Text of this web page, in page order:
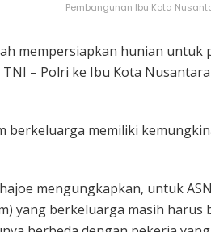
Pembangunan Ibu Kota
mempersiapkan hunian untuk
– Polri ke Ibu Kota
berkeluarga memiliki
mengungkapkan, untuk
yang berkeluarga masih harus